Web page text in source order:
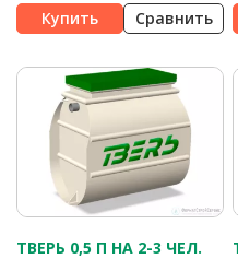
Сравнить
ТВЕРЬ 0,5 П НА 2-3 ЧЕЛ.